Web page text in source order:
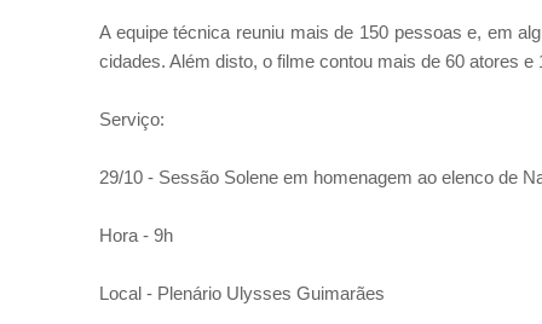
A equipe técnica reuniu mais de 150 pessoas e, em
cidades. Além disto, o filme contou mais de 60 atores e
Serviço:
29/10 - Sessão Solene em homenagem ao elenco de
Hora - 9h
Local - Plenário Ulysses Guimarães